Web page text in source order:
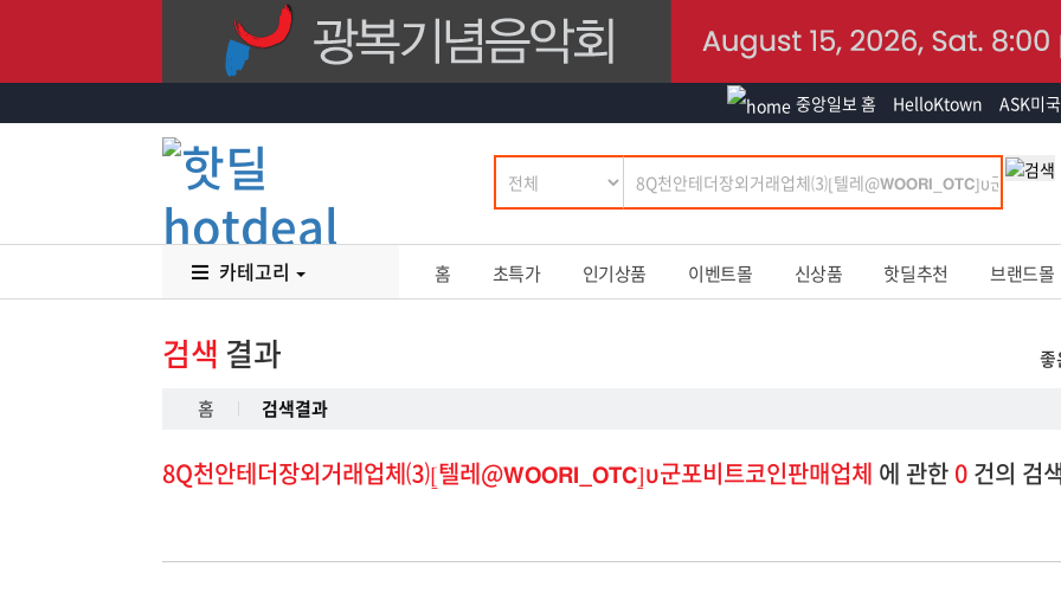
중앙일보 홈 HelloKtown ASK미국
카테고리 홈 초특가 인기상품 이벤트몰 신상품 핫딜추천 브랜드몰
검색 결과
홈
검색결과
8Q천안테더장외거래업체⑶⦋텔레@𝗪𝗢𝗢𝗥𝗜_𝗢𝗧𝗖⦌υ군포비트코인판매업체 에 관한 0 건의 검